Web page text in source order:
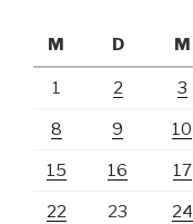
M
D M
1 2 3
8 9 10
15 16 17
22 23 24